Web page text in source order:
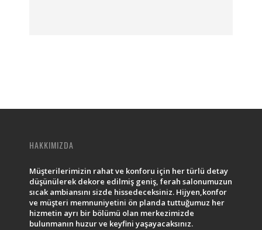
HAKKIMIZDA
Müşterilerimizin rahat ve konforu için her türlü detay
düşünülerek dekore edilmiş geniş, ferah salonumuzun
sıcak ambiansını sizde hissedeceksiniz. Hijyen,konfor
ve müşteri memnuniyetini ön planda tuttuğumuz her
hizmetin ayrı bir bölümü olan merkezimizde
bulunmanın huzur ve keyfini yaşayacaksınız.